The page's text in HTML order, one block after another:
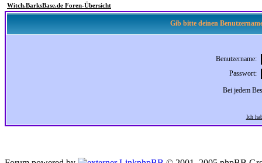
Witch.BarksBase.de Foren-Übersicht
Gib bitte deinen
Benutzername:
Passwort:
Bei jedem
Ich